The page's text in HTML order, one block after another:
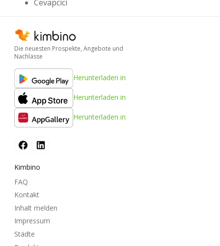
Cevapcici
Die neuesten Prospekte, Angebote und
Nachlässe
Herunterladen in
Herunterladen in
Herunterladen in
Kimbino
FAQ
Kontakt
Inhalt melden
Impressum
Städte